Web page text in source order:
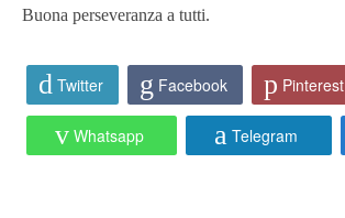
Buona perseveranza a tutti.
Twitter Facebook Pinterest
Whatsapp Telegram